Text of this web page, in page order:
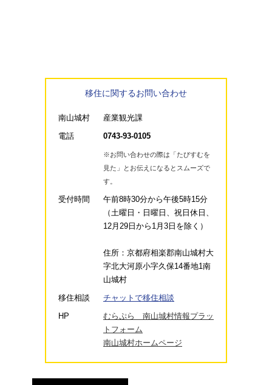
移住に関するお問い合わせ
南山城村
産業観光課
電話
0743-93-0105
※お問い合わせの際は「たびすむを
見た」とお伝えになるとスムーズで
す。
受付時間
午前8時30分から午後5時15分
（土曜日・日曜日、祝日休日、
12月29日から1月3日を除く）
住所：京都府相楽郡南山城村大
字北大河原小字久保14番地1南
山城村
移住相談
チャットで移住相談
HP
むらぷら 南山城村情報プラッ
トフォーム
南山城村ホームページ